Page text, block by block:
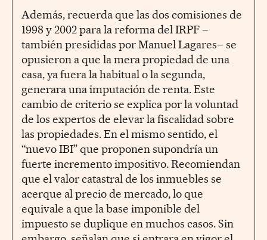
Además, recuerda que las dos comisiones de
1998 y 2002 para la reforma del IRPF –
también presididas por Manuel Lagares– se
opusieron a que la mera propiedad de una
casa, ya fuera la habitual o la segunda,
generara una imputación de renta. Este
cambio de criterio se explica por la voluntad
de los expertos de elevar la fiscalidad sobre
las propiedades. En el mismo sentido, el
“nuevo IBI” que proponen supondría un
fuerte incremento impositivo. Recomiendan
que el valor catastral de los inmuebles se
acerque al precio de mercado, lo que
equivale a que la base imponible del
impuesto se duplique en muchos casos. Sin